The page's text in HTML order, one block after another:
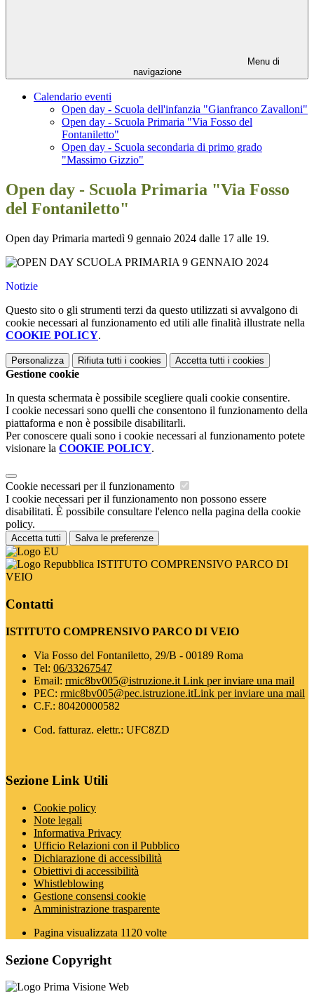
Menu di
navigazione
Calendario eventi
Open day - Scuola dell'infanzia "Gianfranco Zavalloni"
Open day - Scuola Primaria "Via Fosso del
Fontaniletto"
Open day - Scuola secondaria di primo grado
"Massimo Gizzio"
Open day - Scuola Primaria "Via Fosso
del Fontaniletto"
Open day Primaria martedì 9 gennaio 2024 dalle 17 alle 19.
Notizie
Questo sito o gli strumenti terzi da questo utilizzati si avvalgono di
cookie necessari al funzionamento ed utili alle finalità illustrate nella
COOKIE POLICY.
Personalizza Rifiuta tutti i cookies Accetta tutti i cookies
Gestione cookie
In questa schermata è possibile scegliere quali cookie consentire.
I cookie necessari sono quelli che consentono il funzionamento della
piattaforma e non è possibile disabilitarli.
Per conoscere quali sono i cookie necessari al funzionamento potete
visionare la COOKIE POLICY.
Cookie necessari per il funzionamento
I cookie necessari per il funzionamento non possono essere
disabilitati. È possibile consultare l'elenco nella pagina della cookie
policy.
Accetta tutti Salva le preferenze
ISTITUTO COMPRENSIVO PARCO DI
VEIO
Contatti
ISTITUTO COMPRENSIVO PARCO DI VEIO
Via Fosso del Fontaniletto, 29/B - 00189 Roma
Tel: 06/33267547
Email: rmic8bv005@istruzione.it Link per inviare una mail
PEC: rmic8bv005@pec.istruzione.itLink per inviare una mail
C.F.: 80420000582
Cod. fatturaz. elettr.: UFC8ZD
Sezione Link Utili
Cookie policy
Note legali
Informativa Privacy
Ufficio Relazioni con il Pubblico
Dichiarazione di accessibilità
Obiettivi di accessibilità
Whistleblowing
Gestione consensi cookie
Amministrazione trasparente
Pagina visualizzata 1120 volte
Sezione Copyright